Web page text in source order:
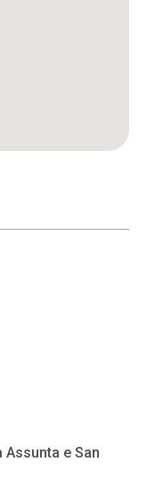
Assunta e San